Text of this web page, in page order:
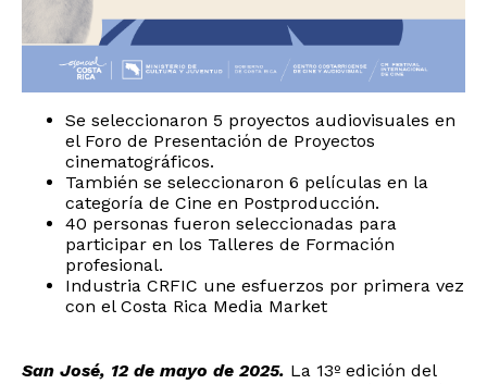
Se seleccionaron 5 proyectos audiovisuales en
el Foro de Presentación de Proyectos
cinematográficos.
También se seleccionaron 6 películas en la
categoría de Cine en Postproducción.
40 personas fueron seleccionadas para
participar en los Talleres de Formación
profesional.
Industria CRFIC une esfuerzos por primera vez
con el Costa Rica Media Market
San José, 12 de mayo de 2025. La 13º edición del